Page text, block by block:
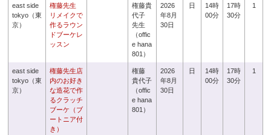
east side
tokyo（東
京）
権藤先生
リメイクで
作るラウン
ドブーケレ
ッスン
権藤貴
代子
先生
（offic
e hana
801）
2026
年8月
30日
日
14時
00分
17時
30分
1
east side
tokyo（東
京）
権藤先生店
内のお好き
な造花で作
るクラッチ
ブーケ（ブ
ートニア付
き）
権藤
貴代子
（offic
e hana
801）
2026
年8月
30日
日
14時
00分
17時
30分
1